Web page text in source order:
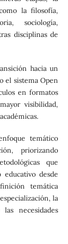
la filosofía,
sociología,
disciplinas de
hacia un
el sistema Open
en formatos
visibilidad,
temático
priorizando
que
desde
temática
la
necesidades